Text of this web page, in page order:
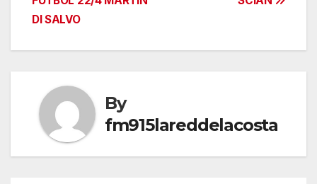
de
entradas
DI SALVO
By
fm915lareddelacosta